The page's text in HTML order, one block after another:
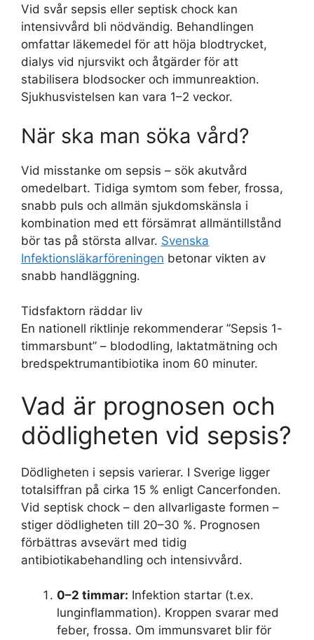
Vid svår sepsis eller septisk chock kan
intensivvård bli nödvändig. Behandlingen
omfattar läkemedel för att höja blodtrycket,
dialys vid njursvikt och åtgärder för att
stabilisera blodsocker och immunreaktion.
Sjukhusvistelsen kan vara 1–2 veckor.
När ska man söka vård?
Vid misstanke om sepsis – sök akutvård
omedelbart. Tidiga symtom som feber, frossa,
snabb puls och allmän sjukdomskänsla i
kombination med ett försämrat allmäntillstånd
bör tas på största allvar. Svenska
Infektionsläkarföreningen betonar vikten av
snabb handläggning.
Tidsfaktorn räddar liv
En nationell riktlinje rekommenderar ”Sepsis 1-
timmarsbunt” – blododling, laktatmätning och
bredspektrumantibiotika inom 60 minuter.
Vad är prognosen och
dödligheten vid sepsis?
Dödligheten i sepsis varierar. I Sverige ligger
totalsiffran på cirka 15 % enligt Cancerfonden.
Vid septisk chock – den allvarligaste formen –
stiger dödligheten till 20–30 %. Prognosen
förbättras avsevärt med tidig
antibiotikabehandling och intensivvård.
0–2 timmar: Infektion startar (t.ex.
lunginflammation). Kroppen svarar med
feber, frossa. Om immunsvaret blir för